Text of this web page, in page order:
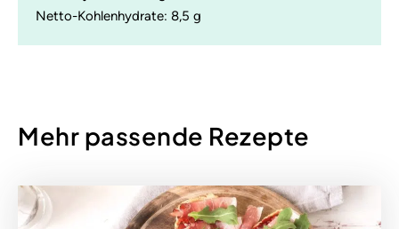
Netto-Kohlenhydrate: 8,5 g
Mehr passende Rezepte